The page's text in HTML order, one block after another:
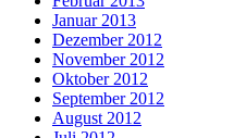
Januar 2013
Dezember 2012
November 2012
Oktober 2012
September 2012
August 2012